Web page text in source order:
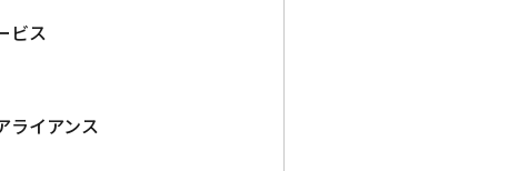
ビス
ライアンス